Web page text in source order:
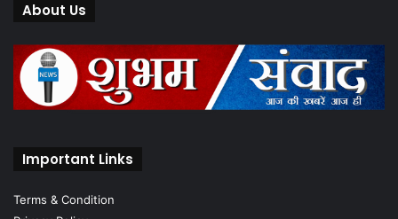
About Us
Important Links
Terms & Condition